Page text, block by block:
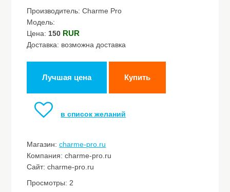
Производитель: Charme Pro
Модель:
Цена: 150 RUR
Доставка: возможна доставка
Лучшая цена Купить
в список желаний
Магазин:charme-pro.ru
Компания: charme-pro.ru
Сайт: charme-pro.ru
Просмотры: 2